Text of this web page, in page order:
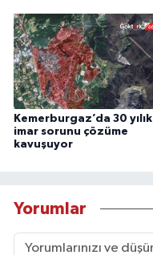
Kemerburgaz’da 30 yılık
imar sorunu çözüme
kavuşuyor
Yorumlar